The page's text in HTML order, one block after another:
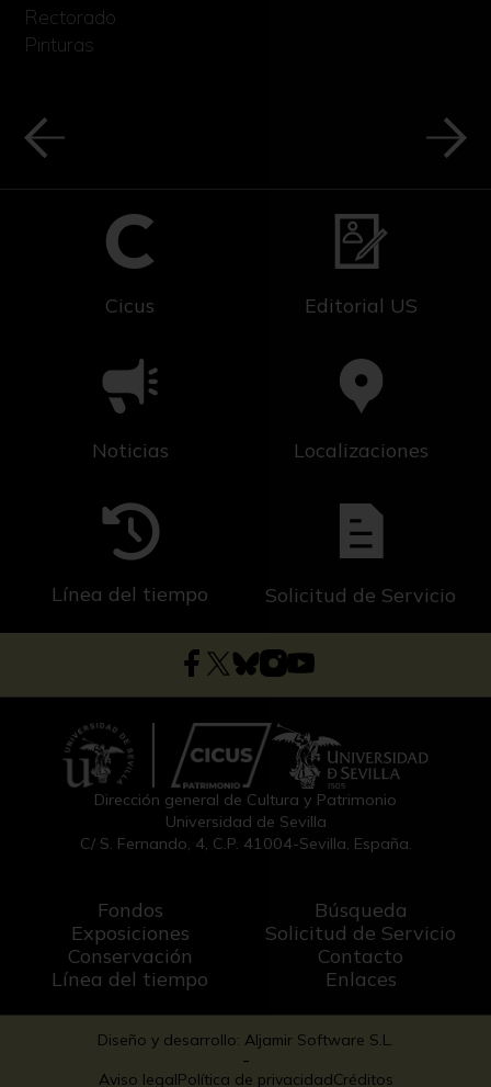
Rectorado
Pinturas
Cicus Editorial US
Noticias Localizaciones
Línea del tiempo Solicitud de Servicio
Dirección general de Cultura y Patrimonio
Universidad de Sevilla
C/ S. Fernando, 4, C.P. 41004-Sevilla, España.
Fondos
Exposiciones
Conservación
Línea del tiempo
Búsqueda
Solicitud de Servicio
Contacto
Enlaces
Diseño y desarrollo: Aljamir Software S.L.
-
Aviso legalPolítica de privacidadCréditos